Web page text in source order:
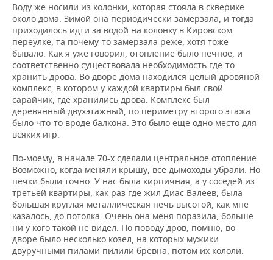
Воду же носили из колонки, которая стояла в скверике
около дома. Зимой она периодически замерзала, и тогда
приходилось идти за водой на колонку в Кировском
переулке, та почему-то замерзала реже, хотя тоже
бывало. Как я уже говорил, отопление было печное, и
соответственно существовала необходимость где-то
хранить дрова. Во дворе дома находился целый дровяной
комплекс, в котором у каждой квартиры был свой
сарайчик, где хранились дрова. Комплекс был
деревянный двухэтажный, по периметру второго этажа
было что-то вроде балкона. Это было еще одно место для
всяких игр.
По-моему, в начале 70-х сделали центральное отопление.
Возможно, когда меняли крышу, все дымоходы убрали. Но
печки были точно. У нас была кирпичная, а у соседей из
третьей квартиры, как раз где жил Диас Валеев, была
большая круглая металлическая печь высотой, как мне
казалось, до потолка. Очень она меня поразила, больше
ни у кого такой не видел. По поводу дров, помню, во
дворе было несколько козел, на которых мужики
двуручными пилами пилили бревна, потом их кололи.